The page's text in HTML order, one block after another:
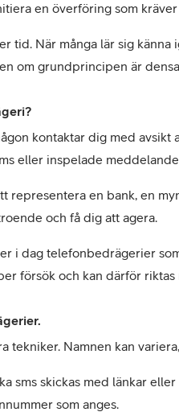
en överföring som
tid. När många lär sig
om grundprincipen är
kontaktar dig med avsikt
eller inspelade
representera en bank, en
och få dig att agera.
i dag telefonbedrägerier
försök och kan därför riktas
tekniker. Namnen kan
sms skickas med länkar
som anges.